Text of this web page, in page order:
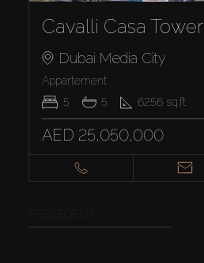
Cavalli Casa Tower
Dubai Media City
Appartement
5
5 6256 sq.ft
AED 25,050,000